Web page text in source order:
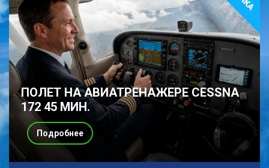
ПОЛЕТ НА АВИАТРЕНАЖЕРЕ CESSNA
172 45 МИН.
Подробнее